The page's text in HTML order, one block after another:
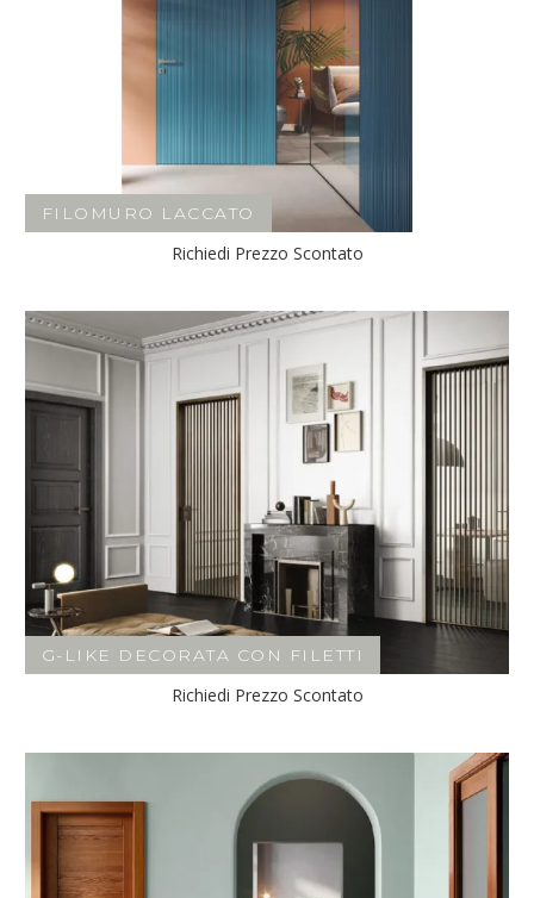
FILOMURO LACCATO
Richiedi Prezzo Scontato
G-LIKE DECORATA CON FILETTI
Richiedi Prezzo Scontato